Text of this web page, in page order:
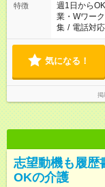
特徴 週1日からOK
業・Wワー
集 / 電話対
気になる！
掲
志望動機も履歴
OKの介護